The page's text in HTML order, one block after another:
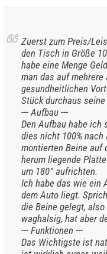
Zuerst zum Preis/
den Tisch in Größe
habe eine Menge
man das auf
gesundheitlichen
Stück durchaus
--- Aufbau ---
Den Aufbau habe ich
dies nicht 100%
montierten Beine auf
herum liegende
um 180° aufrichten.
Ich habe das wie ein
dem Auto liegt.
die Beine gelegt,
waghalsig, hat aber
--- Funktionen ---
Das Wichtigste ist